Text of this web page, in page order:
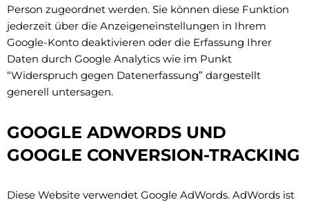
Person zugeordnet werden. Sie können diese Funktion
jederzeit über die Anzeigeneinstellungen in Ihrem
Google-Konto deaktivieren oder die Erfassung Ihrer
Daten durch Google Analytics wie im Punkt
“Widerspruch gegen Datenerfassung” dargestellt
generell untersagen.
GOOGLE ADWORDS UND
GOOGLE CONVERSION-TRACKING
Diese Website verwendet Google AdWords. AdWords ist